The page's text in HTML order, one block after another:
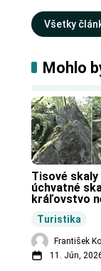
Všetky
Mohlo
Turistika
Tisové skaly
úchvatné
kráľovstvo
František
11. Jún,